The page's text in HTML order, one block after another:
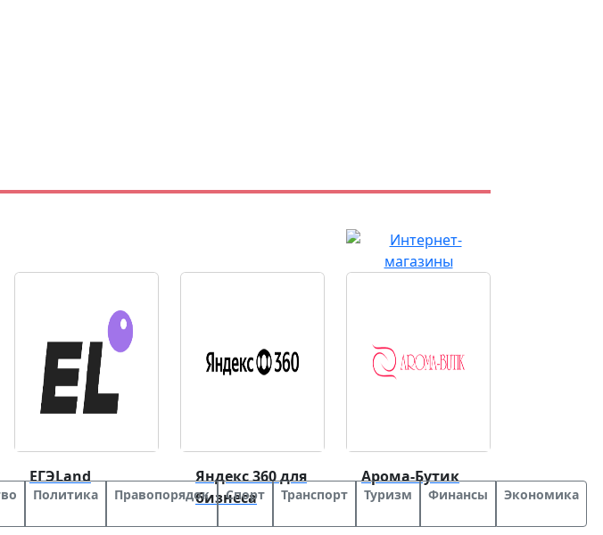
ЕГЭLand
Яндекс 360 для
бизнеса
Арома-Бутик
Политика Правопорядок Спорт Транспорт Туризм Финансы Экономика